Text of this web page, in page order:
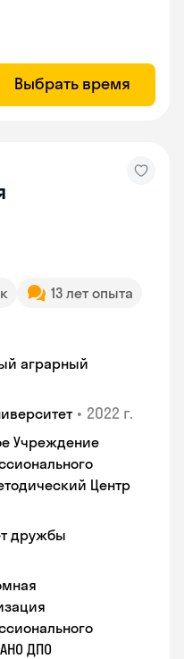
Выбрать время
13 лет опыта
аграрный
• 2022 г.
Учреждение
Центр
дружбы
ДПО